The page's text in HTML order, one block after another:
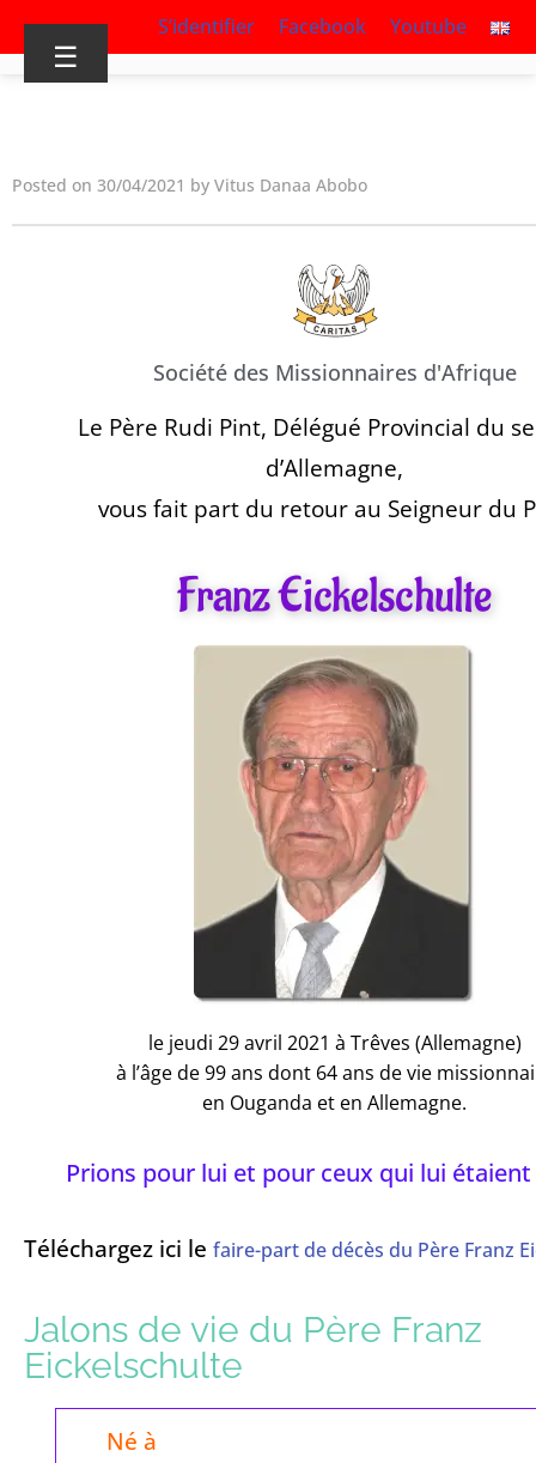
S’identifier Facebook Youtube
☰
Posted on 30/04/2021 by Vitus Danaa Abobo
Société des Missionnaires d'Afrique
Le Père Rudi Pint, Délégué Provincial du
d’Allemagne,
vous fait part du retour au Seigneur du
Franz Eickelschulte
le jeudi 29 avril 2021 à Trêves (Allemagne)
à l’âge de 99 ans dont 64 ans de vie
en Ouganda et en Allemagne.
Prions pour lui et pour ceux qui lui étaient
Téléchargez ici le faire-part de décès du Père Franz
Jalons de vie du Père Franz
Eickelschulte
Né à